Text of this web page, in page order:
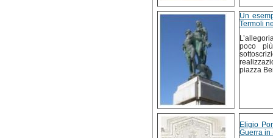
Un
Termoli
poco
piazza
Eligio
Guerra in